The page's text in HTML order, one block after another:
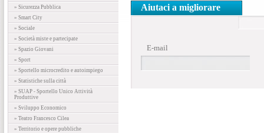
» Sicurezza Pubblica
» Smart City
» Sociale
» Società miste e partecipate
» Spazio Giovani
» Sport
» Sportello microcredito e autoimpiego
» Statistiche sulla città
» SUAP - Sportello Unico Attività
Produttive
» Sviluppo Economico
» Teatro Francesco Cilea
» Territorio e opere pubbliche
Aiutaci a migliorare
E-mail